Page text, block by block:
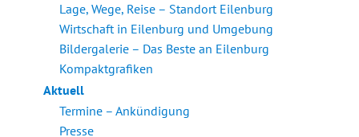
Lage, Wege, Reise – Standort Eilenburg
Wirtschaft in Eilenburg und Umgebung
Bildergalerie – Das Beste an Eilenburg
Kompaktgrafiken
Aktuell
Termine – Ankündigung
Presse